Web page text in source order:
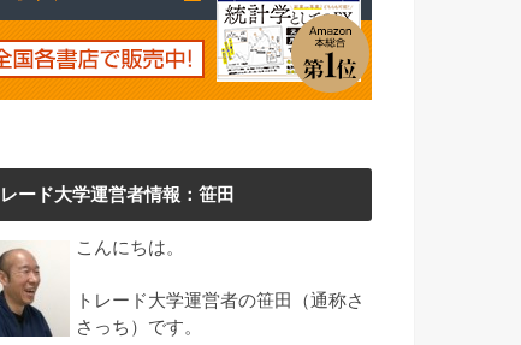
レード大学運営者情報：笹田
こんにちは。
トレード大学運営者の笹田（通称さ
さっち）です。